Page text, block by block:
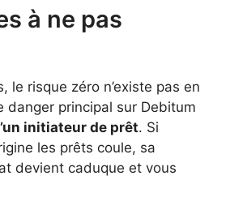
à ne pas
le risque zéro n’existe pas en
danger principal sur Debitum
initiateur de prêt. Si
les prêts coule, sa
devient caduque et vous